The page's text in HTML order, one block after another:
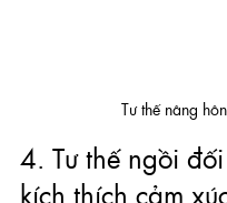
Tư thế nâng
4. Tư thế ngồi
kích thích cảm